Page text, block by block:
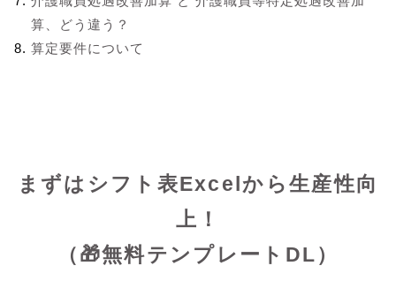
算、どう違う？
算定要件について
まずはシフト表Excelから生産性向
上！
（🎁無料テンプレートDL）